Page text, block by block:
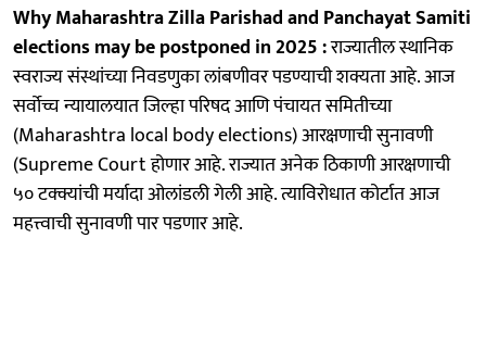
Why Maharashtra Zilla Parishad and Panchayat Samiti
elections may be postponed in 2025 :राज्यातील स्थानिक
स्वराज्य संस्थांच्या निवडणुका लांबणीवर पडण्याची शक्यता आहे. आज
सर्वोच्च न्यायालयात जिल्हा परिषद आणि पंचायत समितीच्या
(Maharashtra local body elections) आरक्षणाची सुनावणी
(Supreme Court होणार आहे. राज्यात अनेक ठिकाणी आरक्षणाची
५० टक्क्यांची मर्यादा ओलांडली गेली आहे. त्याविरोधात कोर्टात आज
महत्त्वाची सुनावणी पार पडणार आहे.